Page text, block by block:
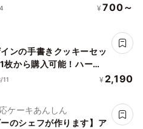
¥ 700～
ンの手書きクッキーセッ
枚から購入可能！ハート
クッキー｜頂いた画像か
11 ¥ 2,190
ケーキあんしん
ーのシェフが作ります】ア